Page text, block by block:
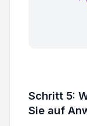
Schritt 5:
Sie auf